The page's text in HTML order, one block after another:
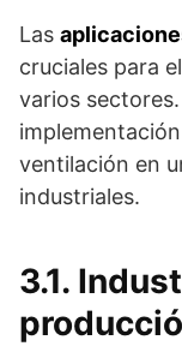
Las
cruciales para
varios
ventilación en
industriales.
3.1.